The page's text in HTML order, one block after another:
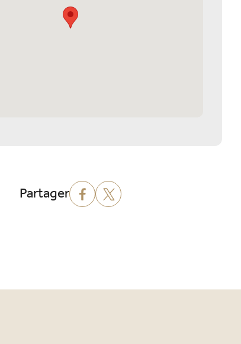
Partager